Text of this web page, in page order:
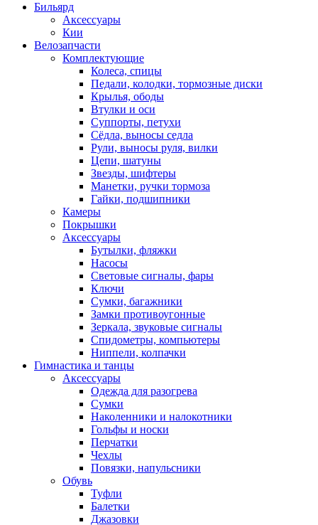
Бильярд
Аксессуары
Кии
Велозапчасти
Комплектующие
Колеса, спицы
Педали, колодки, тормозные диски
Крылья, ободы
Втулки и оси
Суппорты, петухи
Сёдла, выносы седла
Рули, выносы руля, вилки
Цепи, шатуны
Звезды, шифтеры
Манетки, ручки тормоза
Гайки, подшипники
Камеры
Покрышки
Аксессуары
Бутылки, фляжки
Насосы
Световые сигналы, фары
Ключи
Сумки, багажники
Замки противоугонные
Зеркала, звуковые сигналы
Спидометры, компьютеры
Ниппели, колпачки
Гимнастика и танцы
Аксессуары
Одежда для разогрева
Сумки
Наколенники и налокотники
Гольфы и носки
Перчатки
Чехлы
Повязки, напульсники
Обувь
Туфли
Балетки
Джазовки